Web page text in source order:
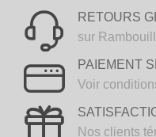
RETOURS
sur
PAIEMENT
Voir
Nos clients